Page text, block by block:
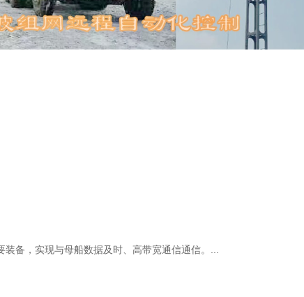
备，实现与母船数据及时、高带宽通信通信。...